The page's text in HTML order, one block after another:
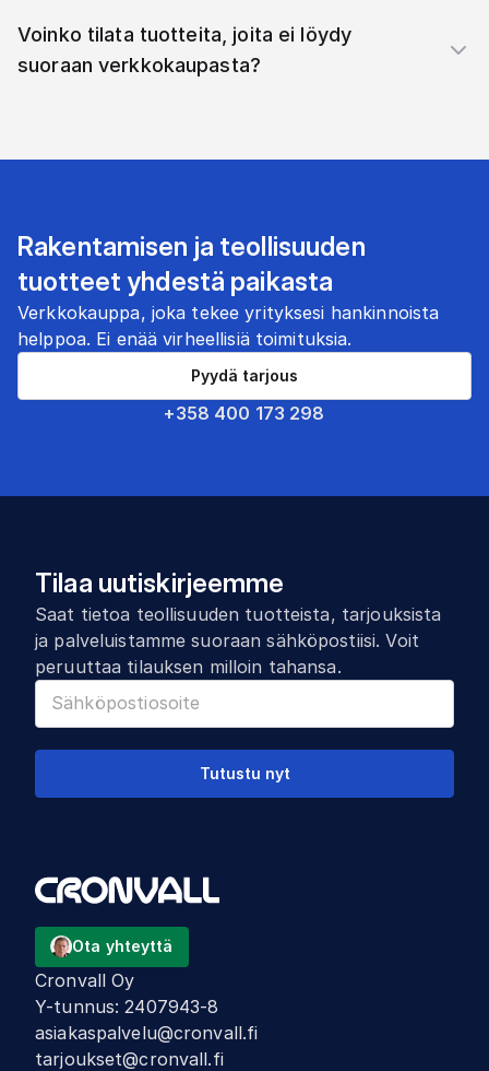
Voinko tilata tuotteita, joita ei löydy
suoraan verkkokaupasta?
Rakentamisen ja teollisuuden
tuotteet yhdestä paikasta
Verkkokauppa, joka tekee yrityksesi hankinnoista
helppoa. Ei enää virheellisiä toimituksia.
+358 400 173 298
Pyydä tarjous
Tilaa uutiskirjeemme
Saat tietoa teollisuuden tuotteista, tarjouksista
ja palveluistamme suoraan sähköpostiisi. Voit
peruuttaa tilauksen milloin tahansa.
Tutustu nyt
Ota yhteyttä
Cronvall Oy
Y-tunnus:2407943-8
asiakaspalvelu@cronvall.fi
tarjoukset@cronvall.fi